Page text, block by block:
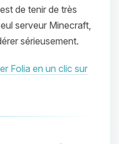
de tenir de très
serveur Minecraft,
sérieusement.
Folia en un clic sur